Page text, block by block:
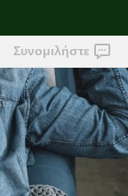
Συνομιλήστε